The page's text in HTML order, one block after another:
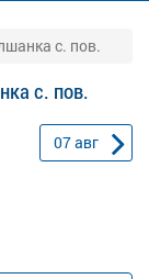
с. пов.
с. пов.
07авг